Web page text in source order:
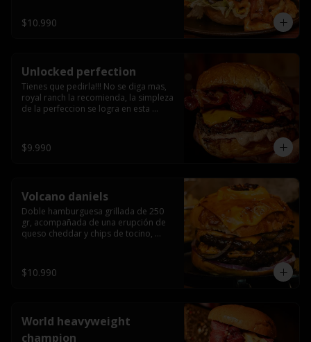
grill y los mas ricos jalapeños
jalapeños de todo texas.
$10.990
Unlocked perfection
Tienes que pedirla!!! No se diga mas,
royal ranch la recomienda, la simpleza
de la perfeccion se logra en esta
bacon secret sause, y tocino (se
recomienda con coccion 3/4).
$9.990
Volcano daniels
Doble hamburguesa grillada de 250
gr, acompañada de una erupción de
queso cheddar y chips de tocino,
americanos todo esto bañado en la
mejor salsa jack daniels al mas puro
$10.990
World heavyweight
champion